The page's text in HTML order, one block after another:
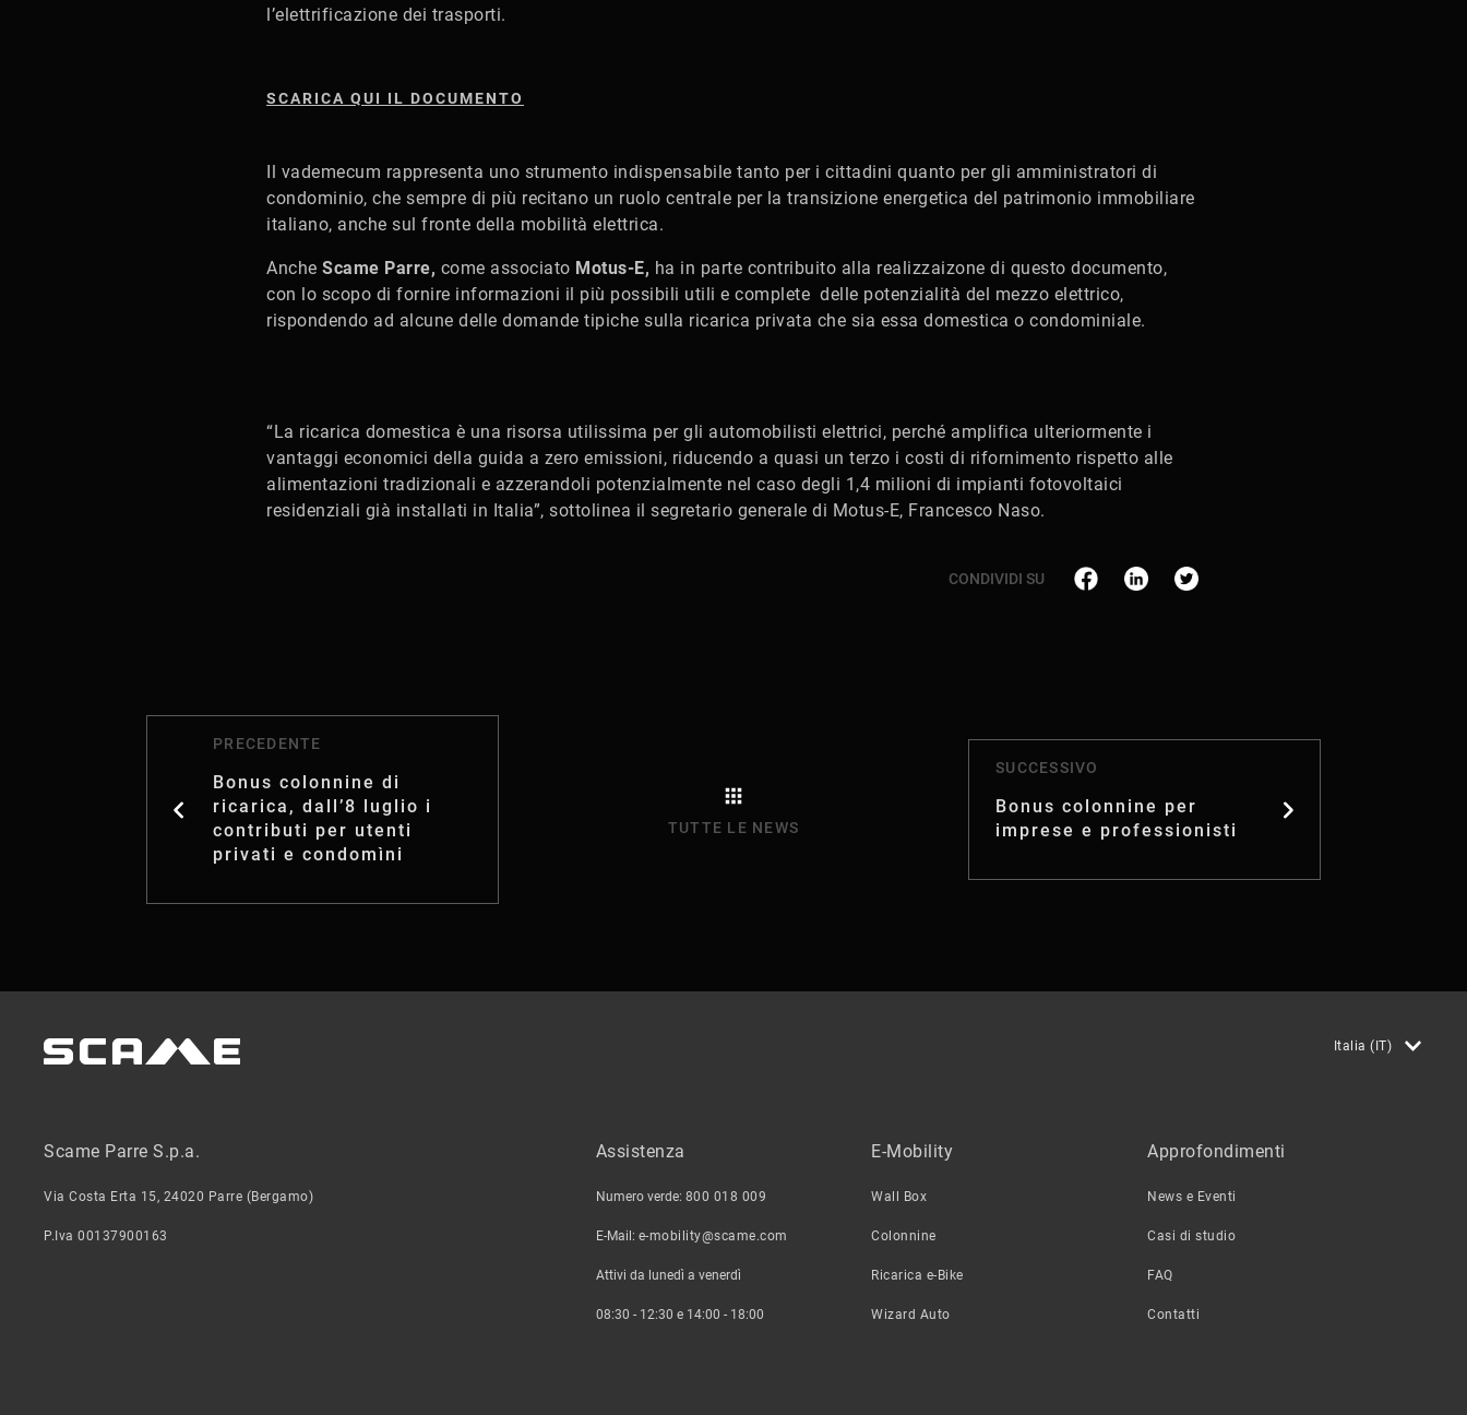
l’elettrificazione dei trasporti.
SCARICA QUI IL DOCUMENTO
Il vademecum rappresenta uno strumento indispensabile tanto per i cittadini quanto per gli amministratori di
condominio, che sempre di più recitano un ruolo centrale per la transizione energetica del patrimonio immobiliare
italiano, anche sul fronte della mobilità elettrica.
Anche Scame Parre, come associato Motus-E, ha in parte contribuito alla realizzaizone di questo documento,
con lo scopo di fornire informazioni il più possibili utili e complete delle potenzialità del mezzo elettrico,
rispondendo ad alcune delle domande tipiche sulla ricarica privata che sia essa domestica o condominiale.
“La ricarica domestica è una risorsa utilissima per gli automobilisti elettrici, perché amplifica ulteriormente i
vantaggi economici della guida a zero emissioni, riducendo a quasi un terzo i costi di rifornimento rispetto alle
alimentazioni tradizionali e azzerandoli potenzialmente nel caso degli 1,4 milioni di impianti fotovoltaici
residenziali già installati in Italia”, sottolinea il segretario generale di Motus-E, Francesco Naso.
CONDIVIDI SU
PRECEDENTE
Bonus colonnine di
ricarica, dall’8 luglio i
contributi per utenti
privati e condomìni
TUTTE LE NEWS
SUCCESSIVO
Bonus colonnine per
imprese e professionisti
Italia (IT)
Scame Parre S.p.a.
Via Costa Erta 15, 24020 Parre (Bergamo)
P.Iva 00137900163
Assistenza
Numero verde: 800 018 009
E-Mail: e-mobility@scame.com
Attivi da lunedì a venerdì
08:30 - 12:30 e 14:00 - 18:00
E-Mobility
Wall Box
Colonnine
Ricarica e-Bike
Wizard Auto
Approfondimenti
News e Eventi
Casi di studio
FAQ
Contatti